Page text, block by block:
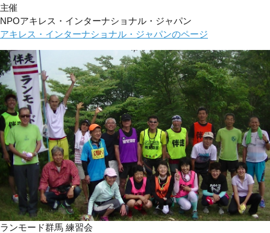
主催
NPOアキレス・インターナショナル・ジャパン
アキレス・インターナショナル・ジャパンのページ
ランモード群馬 練習会